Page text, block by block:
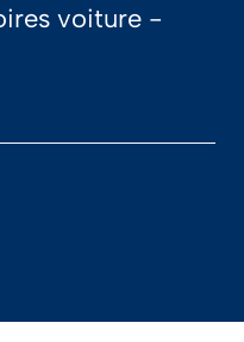
voiture -